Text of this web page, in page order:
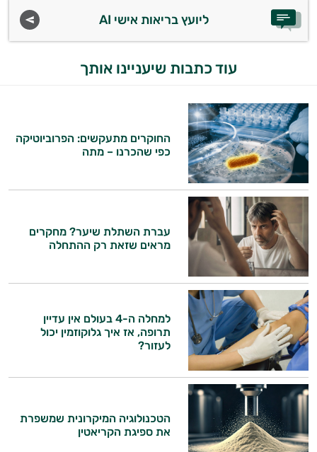
ליועץ בריאות אישי AI
עוד כתבות שיעניינו אותך
החוקרים מתעקשים: הפרוביוטיקה
כפי שהכרנו – מתה
עברת השתלת שיער? מחקרים
מראים שזאת רק ההתחלה
למחלה ה-4 בעולם אין עדיין
תרופה, אז איך גלוקוזמין יכול
לעזור?
הטכנולוגיה המיקרונית שמשפרת
את ספיגת הקריאטין
היי,
אני יועץ הבריאות האישי AI של טבע בריא.
התשובות שלי מבוססות על מאגרי מידע קליניים
וספרות מקצועית בתחומי הרפואה הטבעית
ותזונת הספורט.
אני כאן כדי לעזור לך להתאים את תוספי
התזונה ומוצרי הבריאות המדויקים למטרות
ולמצב הגופני שלך, ולהסביר לך אילו רכיבים
עובדים יחד כדי למקסם תוצאות גם בחיי היום
יום וגם בתחום הכושר והספורט.
המטרה שלי היא להתאים עבורך המלצות
אישיות מבוססות מדעית.
זה הזמן להתחיל. איך אוכל לעזור?